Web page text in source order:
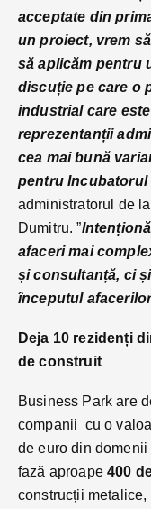
acceptate din
un proiect, vrem
să aplicăm pentru
discuție pe care o
industrial care
reprezentanții
cea mai bună
pentru Incubatorul
administratorul de
Dumitru. ”
afaceri mai
și consultanță, ci
începutul
Deja 10 rezidenți
de construit
Business Park are
companii cu o
de euro din
fază aproape400
construcții